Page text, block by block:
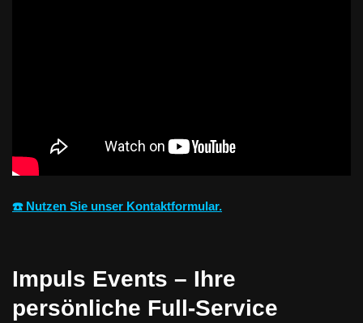
☎️ Nutzen Sie unser Kontaktformular.
Impuls Events – Ihre
persönliche Full-Service